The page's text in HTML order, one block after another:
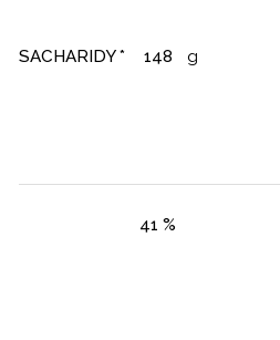
SACHARIDY * 148 g
41 %